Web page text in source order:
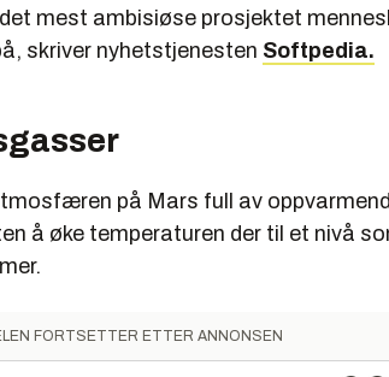
mest ambisiøse prosjektet
skriver nyhetstjenesten Softpedia.
på Mars full av
å øke temperaturen der til et nivå
FORTSETTER ETTER ANNONSEN